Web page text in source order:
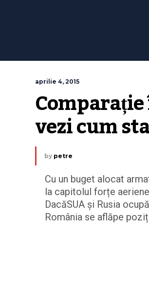
aprilie 4, 2015
vezi cum
by petre
Cu un buget alocat
la capitolul forțe
DacăSUA și Rusia
România se aflăpe